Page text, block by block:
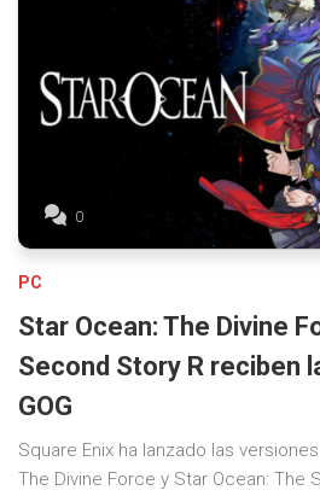
0
PC
Star Ocean: The Divine
Second Story R reciben
GOG
Square Enix ha lanzado las
The Divine Force y Star Ocean: The